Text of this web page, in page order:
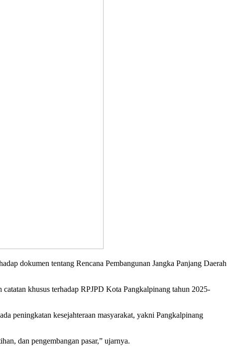
dokumen tentang Rencana Pembangunan Jangka Panjang Daerah
khusus terhadap RPJPD Kota Pangkalpinang tahun 2025-
peningkatan kesejahteraan masyarakat, yakni Pangkalpinang
dan pengembangan pasar,” ujarnya.